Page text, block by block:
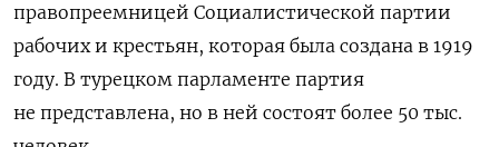
правопреемницей Социалистической партии
рабочих и крестьян, которая была создана в 1919
году. В турецком парламенте партия
не представлена, но в ней состоят более 50 тыс.